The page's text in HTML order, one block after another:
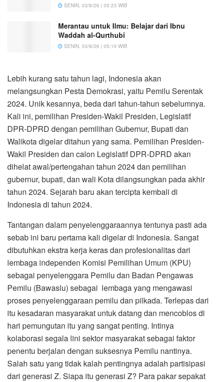
SENIN, 03/8/26 | 05:23 WIB
Merantau untuk Ilmu: Belajar dari Ibnu
Waddah al-Qurthubi
SENIN, 03/8/26 | 05:10 WIB
Lebih kurang satu tahun lagi, Indonesia akan
melangsungkan Pesta Demokrasi, yaitu Pemilu Serentak
2024. Unik kesannya, beda dari tahun-tahun sebelumnya.
Kali ini, pemilihan Presiden-Wakil Presiden, Legislatif
DPR-DPRD dengan pemilihan Gubernur, Bupati dan
Walikota digelar ditahun yang sama. Pemilihan Presiden-
Wakil Presiden dan calon Legislatif DPR-DPRD akan
dihelat awal/pertengahan tahun 2024 dan pemilihan
gubernur, bupati, dan wali Kota dilangsungkan pada akhir
tahun 2024. Sejarah baru akan tercipta kembali di
Indonesia di tahun 2024.
Tantangan dalam penyelenggaraannya tentunya pasti ada
sebab ini baru pertama kali digelar di Indonesia. Sangat
dibutuhkan ekstra kerja keras dan profesionalitas dari
lembaga independen Komisi Pemilihan Umum (KPU)
sebagai penyelenggara Pemilu dan Badan Pengawas
Pemilu (Bawaslu) sebagai lembaga yang mengawasi
proses penyelenggaraan pemilu dan pilkada. Terlepas dari
itu kesadaran masyarakat untuk datang dan mencoblos di
hari pemungutan itu yang sangat penting. Intinya
kolaborasi segala lini sektor masyarakat sebagai faktor
penentu berjalan dengan suksesnya Pemilu nantinya.
Salah satu yang tidak kalah pentingnya adalah partisipasi
dari generasi Z. Siapa itu generasi Z? Para pakar sepakat